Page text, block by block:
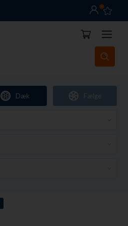
0
Dæk Fælge